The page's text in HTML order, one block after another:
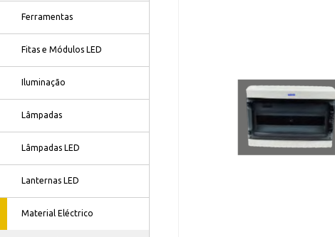
Ferramentas
Fitas e Módulos LED
Iluminação
Lâmpadas
Lâmpadas LED
Lanternas LED
Material Eléctrico